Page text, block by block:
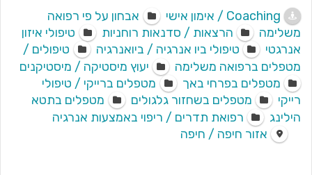
Coaching / אימון אישי
אבחון על פי רפואה
משלימה
הרצאות / סדנאות רוחניות
טיפולי איזון
אנרגטי
טיפולי ביו אנרגיה / ביואנרגיה
טיפולים /
מטפלים ברפואה משלימה
יעוץ מיסטיקה / מיסטיקנים
מטפלים בפרחי באך
מטפלים ברייקי / טיפולי
רייקי
מטפלים בשחזור גלגולים
מטפלים בתטא
הילינג
רפואת תדרים / ריפוי באמצעות אנרגיה
אזור חיפה / חיפה